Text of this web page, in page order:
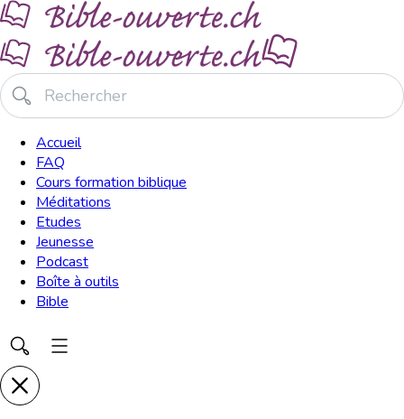
Accueil
FAQ
Cours formation biblique
Méditations
Etudes
Jeunesse
Podcast
Boîte à outils
Bible